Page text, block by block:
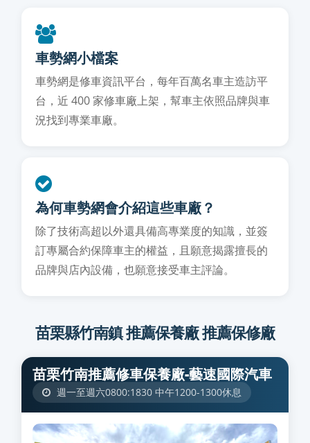
車勢網小檔案
車勢網是修車資訊平台，每年百萬名車主造訪平
台，近 400 家修車廠上架，幫車主依照品牌與車
況找到專業車廠。
為何車勢網會介紹這些車廠？
除了技術高超以外還具備高專業度的知識，並簽
訂專屬合約保障車主的權益，且願意揭露擅長的
品牌與店內設備，也願意接受車主評論。
苗栗縣竹南鎮 推薦保養廠 推薦保修廠
苗栗竹南推薦修車保養廠-藝速國際汽車
週一至週六0800:1830 中午1200-1300休息